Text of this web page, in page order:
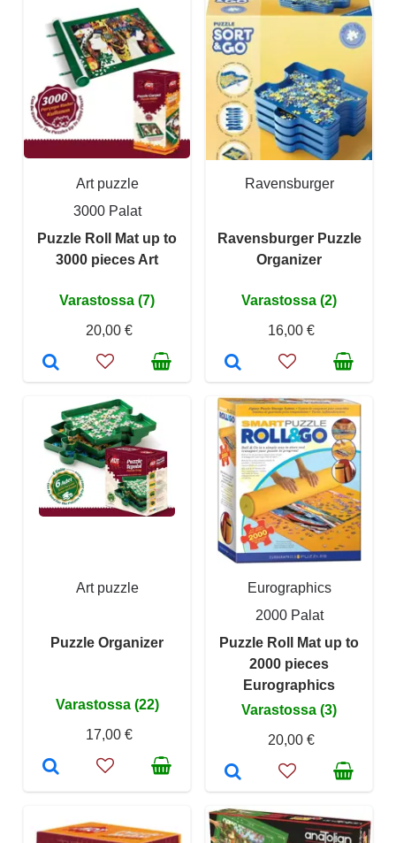
Art puzzle
3000 Palat
Puzzle Roll Mat up to
3000 pieces Art
Varastossa (7)
20,00 €
Ravensburger
Ravensburger Puzzle
Organizer
Varastossa (2)
16,00 €
Art puzzle
Puzzle Organizer
Varastossa (22)
17,00 €
Eurographics
2000 Palat
Puzzle Roll Mat up to
2000 pieces
Eurographics
Varastossa (3)
20,00 €